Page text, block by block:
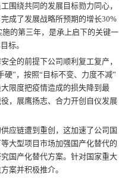
围绕共同的发展目标勠力同心，
成了发展战略所预期的增长30%
的第三年，是承上启下的关键一
标。
全的前提下公司顺利复工复产，
”，按照“目标不变、力度不减”
限度把疫情造成的损失降到最
，展鹰扬志、合力开创自仪发展
应链遭到重创，这加速了公司国
大型项目市场加强国产化替代的
国产化替代方案。针对国家重大
案并积极推介。